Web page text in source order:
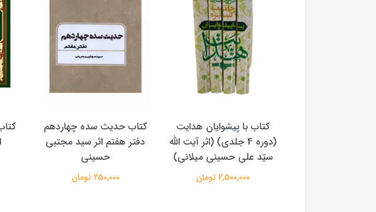
کتاب حدیث سده چهاردهم
دفتر هفتم اثر سید مجتبی
حسینی
250,000 تومان
کتاب آفاق الولایه فی فقه
الامامه (2 جلدی)
950,000 تومان